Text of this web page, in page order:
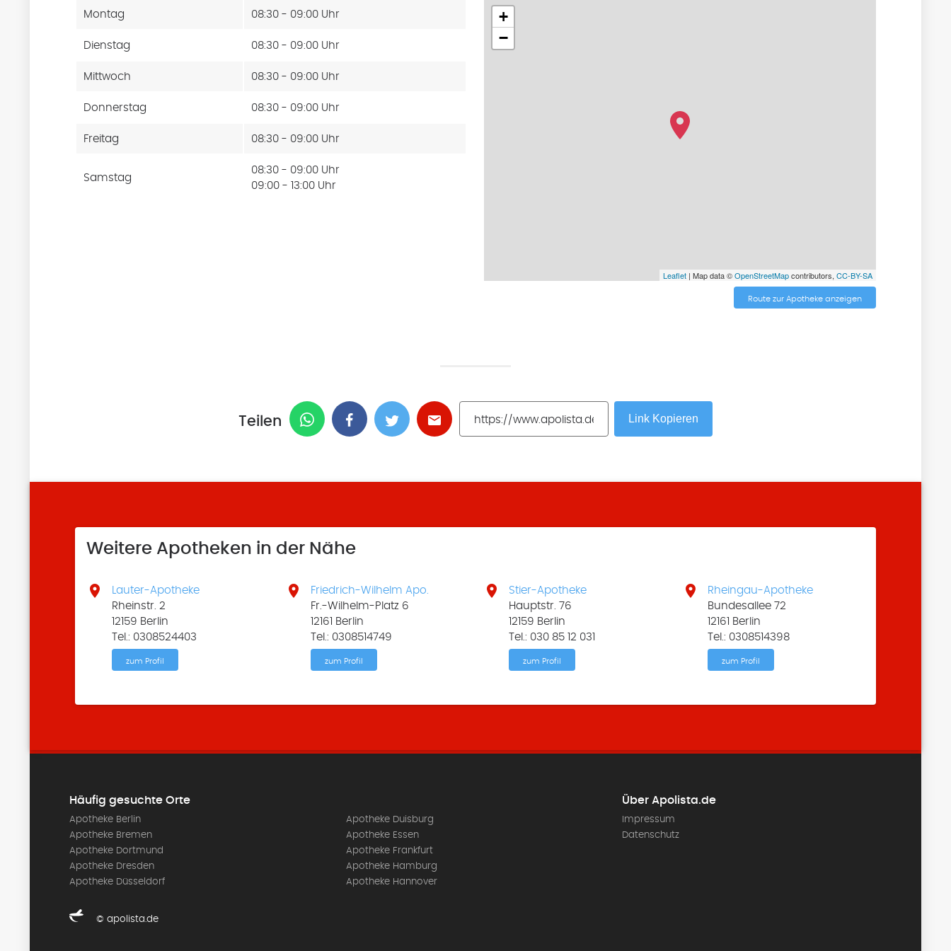
Montag 08:30 - 09:00 Uhr
Dienstag 08:30 - 09:00 Uhr
Mittwoch 08:30 - 09:00 Uhr
Donnerstag 08:30 - 09:00 Uhr
Freitag 08:30 - 09:00 Uhr
Samstag
08:30 - 09:00 Uhr
09:00 - 13:00 Uhr
+
−
Leaflet| Map data ©OpenStreetMapcontributors, CC-BY-SA
Route zur Apotheke anzeigen
Teilen Link Kopieren
Weitere Apotheken in der Nähe

Lauter-Apotheke
Rheinstr. 2
12159 Berlin
Tel.: 0308524403
zum Profil

Friedrich-Wilhelm Apo.
Fr.-Wilhelm-Platz 6
12161 Berlin
Tel.: 0308514749
zum Profil

Stier-Apotheke
Hauptstr. 76
12159 Berlin
Tel.: 030 85 12 031
zum Profil

Rheingau-Apotheke
Bundesallee 72
12161 Berlin
Tel.: 0308514398
zum Profil
Häufig gesuchte Orte
Apotheke Berlin
Apotheke Bremen
Apotheke Dortmund
Apotheke Dresden
Apotheke Düsseldorf
Apotheke Duisburg
Apotheke Essen
Apotheke Frankfurt
Apotheke Hamburg
Apotheke Hannover
Über Apolista.de
Impressum
Datenschutz
© apolista.de